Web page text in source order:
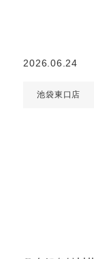
2026.06.24
池袋東口店